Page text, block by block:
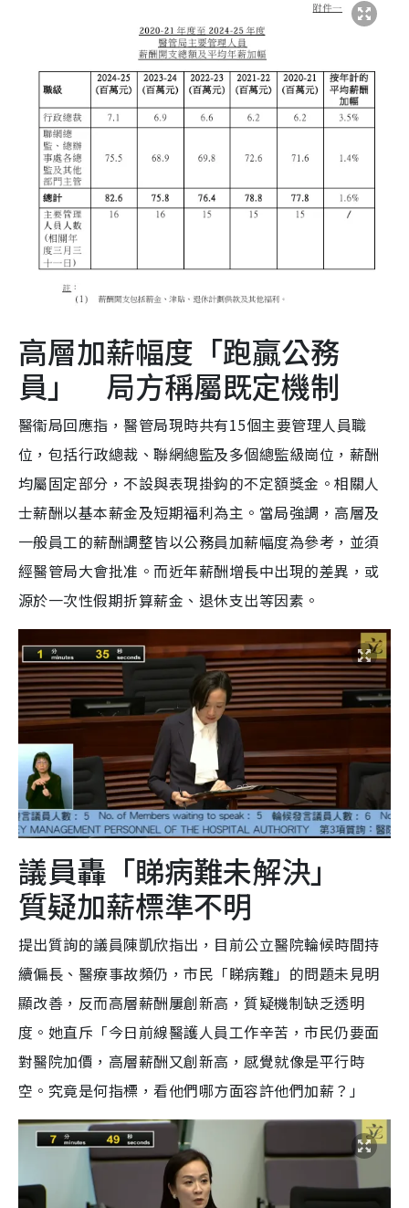
高層加薪幅度「跑贏公務
員」 局方稱屬既定機制
醫衞局回應指，醫管局現時共有15個主要管理人員職
位，包括行政總裁、聯網總監及多個總監級崗位，薪酬
均屬固定部分，不設與表現掛鈎的不定額獎金。相關人
士薪酬以基本薪金及短期福利為主。當局強調，高層及
一般員工的薪酬調整皆以公務員加薪幅度為參考，並須
經醫管局大會批准。而近年薪酬增長中出現的差異，或
源於一次性假期折算薪金、退休支出等因素。
議員轟「睇病難未解決」
質疑加薪標準不明
提出質詢的議員陳凱欣指出，目前公立醫院輪候時間持
續偏長、醫療事故頻仍，市民「睇病難」的問題未見明
顯改善，反而高層薪酬屢創新高，質疑機制缺乏透明
度。她直斥「今日前線醫護人員工作辛苦，市民仍要面
對醫院加價，高層薪酬又創新高，感覺就像是平行時
空。究竟是何指標，看他們哪方面容許他們加薪？」